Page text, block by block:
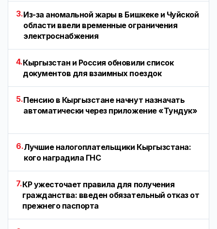
3.Из-за аномальной жары в Бишкеке и Чуйской
области ввели временные ограничения
электроснабжения
4.Кыргызстан и Россия обновили список
документов для взаимных поездок
5.Пенсию в Кыргызстане начнут назначать
автоматически через приложение «Тундук»
6.Лучшие налогоплательщики Кыргызстана:
кого наградила ГНС
7.КР ужесточает правила для получения
гражданства: введен обязательный отказ от
прежнего паспорта